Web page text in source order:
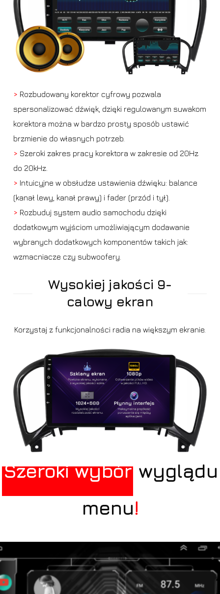
> Rozbudowany korektor cyfrowy pozwala
spersonalizować dźwięk, dzięki regulowanym suwakom
korektora można w bardzo prosty sposób ustawić
brzmienie do własnych potrzeb.
> Szeroki zakres pracy korektora w zakresie od 20Hz
do 20kHz.
> Intuicyjne w obsłudze ustawienia dźwięku: balance
(kanał lewy, kanał prawy) i fader (przód i tył).
> Rozbuduj system audio samochodu dzięki
dodatkowym wyjściom umożliwiającym dodawanie
wybranych dodatkowych komponentów takich jak:
wzmacniacze czy subwoofery.
Wysokiej jakości 9-
calowy ekran
Korzystaj z funkcjonalności radia na większym ekranie.
Szeroki wybór wyglądu
menu!